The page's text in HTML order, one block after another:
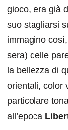
gioco, era già
suo stagliarsi
immagino
sera) delle
la bellezza di
orientali, color
particolare
all’epoca